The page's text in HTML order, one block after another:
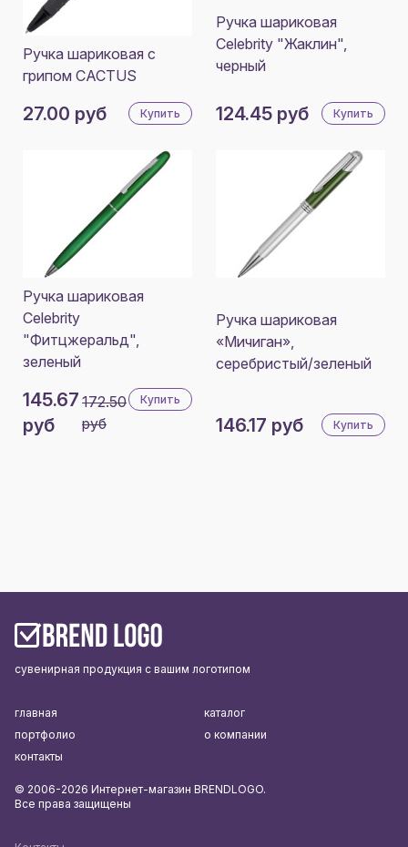
Ручка шариковая с
грипом CACTUS
27.00 руб Купить
Ручка шариковая
Celebrity "Жаклин",
черный
124.45 руб Купить
Ручка шариковая
Celebrity
"Фитцжеральд",
зеленый
145.67
руб
172.50
руб
Купить
Ручка шариковая
«Мичиган»,
серебристый/зеленый
146.17 руб Купить
сувенирная продукция с вашим логотипом
главная
каталог
портфолио
о компании
контакты
© 2006-2026 Интернет-магазин BRENDLOGO.
Все права защищены